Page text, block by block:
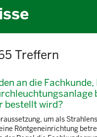
Treffern
an die
bestellt wird?
um als
Röntgeneinrichtung